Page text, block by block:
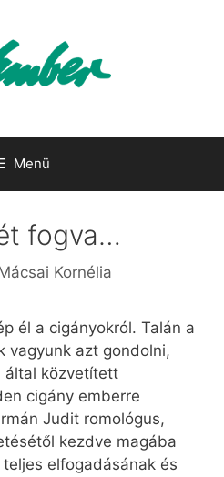
Menü
fogva…
Kornélia
él a cigányokról. Talán a
vagyunk azt gondolni,
által közvetített
cigány emberre
Judit romológus,
kezdve magába
elfogadásának és